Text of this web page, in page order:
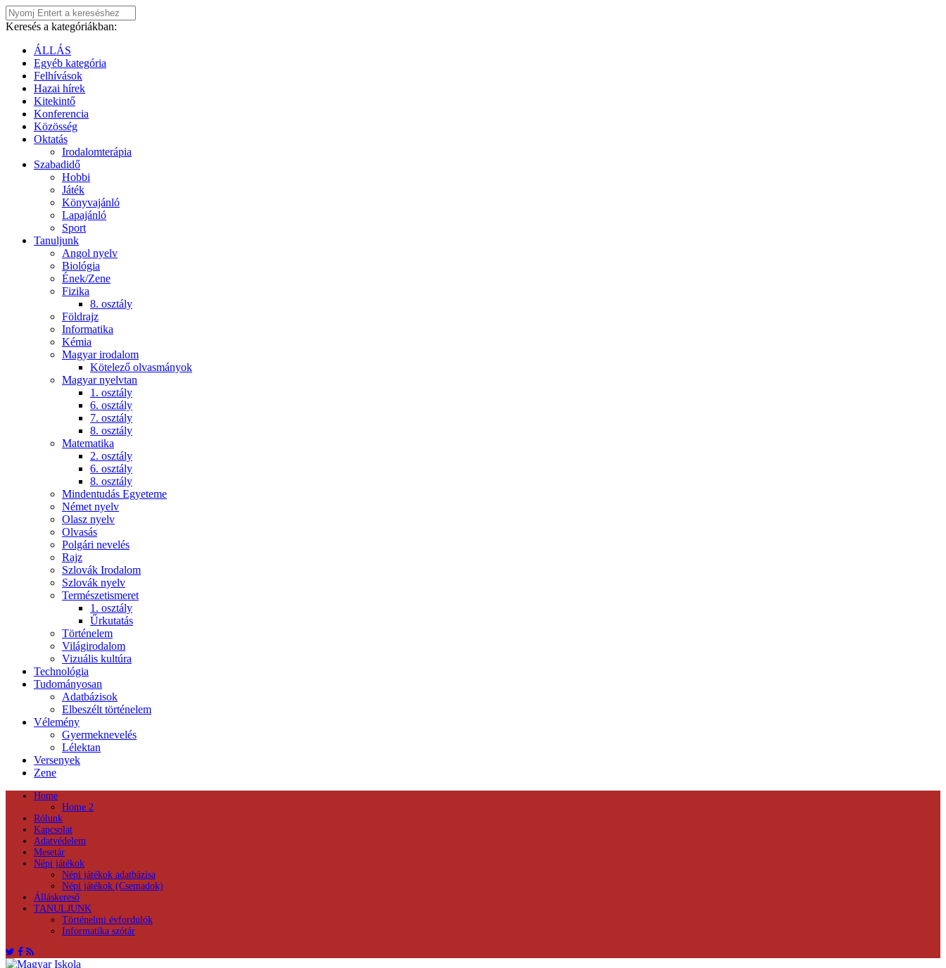
Keresés a kategóriákban:
ÁLLÁS
Egyéb kategória
Felhívások
Hazai hírek
Kitekintő
Konferencia
Közösség
Oktatás
Irodalomterápia
Szabadidő
Hobbi
Játék
Könyvajánló
Lapajánló
Sport
Tanuljunk
Angol nyelv
Biológia
Ének/Zene
Fizika
8. osztály
Földrajz
Informatika
Kémia
Magyar irodalom
Kötelező olvasmányok
Magyar nyelvtan
1. osztály
6. osztály
7. osztály
8. osztály
Matematika
2. osztály
6. osztály
8. osztály
Mindentudás Egyeteme
Német nyelv
Olasz nyelv
Olvasás
Polgári nevelés
Rajz
Szlovák Irodalom
Szlovák nyelv
Természetismeret
1. osztály
Űrkutatás
Történelem
Világirodalom
Vizuális kultúra
Technológia
Tudományosan
Adatbázisok
Elbeszélt történelem
Vélemény
Gyermeknevelés
Lélektan
Versenyek
Zene
Home
Home 2
Rólunk
Kapcsolat
Adatvédelem
Mesetár
Népi játékok
Népi játékok adatbázisa
Népi játékok (Csemadok)
Álláskereső
TANULJUNK
Történelmi évfordulók
Informatika szótár